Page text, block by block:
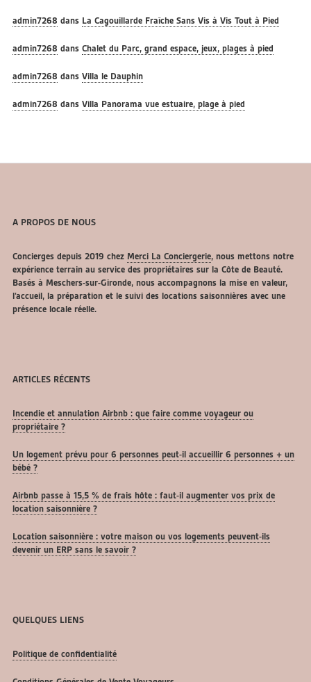
admin7268 dans La Cagouillarde Fraîche Sans Vis à Vis Tout à Pied
admin7268 dans Chalet du Parc, grand espace, jeux, plages à pied
admin7268 dans Villa le Dauphin
admin7268 dans Villa Panorama vue estuaire, plage à pied
A PROPOS DE NOUS
Concierges depuis 2019 chez Merci La Conciergerie, nous mettons notre
expérience terrain au service des propriétaires sur la Côte de Beauté.
Basés à Meschers-sur-Gironde, nous accompagnons la mise en valeur,
l’accueil, la préparation et le suivi des locations saisonnières avec une
présence locale réelle.
ARTICLES RÉCENTS
Incendie et annulation Airbnb : que faire comme voyageur ou
propriétaire ?
Un logement prévu pour 6 personnes peut-il accueillir 6 personnes + un
bébé ?
Airbnb passe à 15,5 % de frais hôte : faut-il augmenter vos prix de
location saisonnière ?
Location saisonnière : votre maison ou vos logements peuvent-ils
devenir un ERP sans le savoir ?
QUELQUES LIENS
Politique de confidentialité